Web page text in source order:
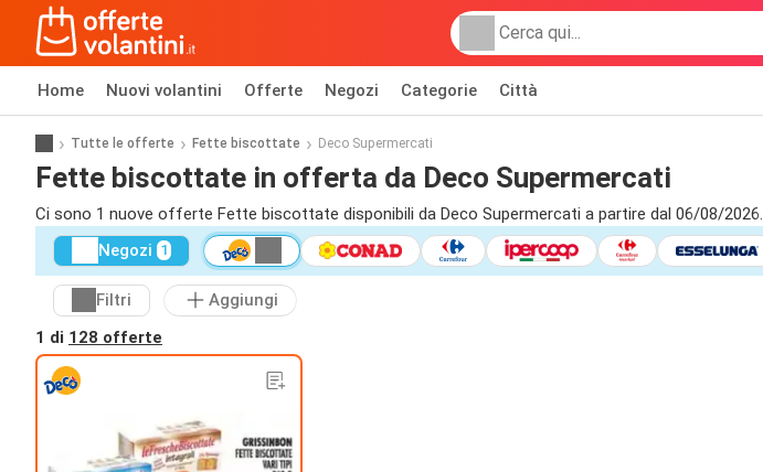
Home Nuovi volantini Offerte Negozi Categorie Città
Tutte le offerte Fette biscottate Deco Supermercati
Fette biscottate in offerta da Deco Supermercati
Ci sono 1 nuove offerte Fette biscottate disponibili da Deco Supermercati a partire dal 06/08/2026.
Negozi 1
Filtri
Aggiungi
1 di 128 offerte